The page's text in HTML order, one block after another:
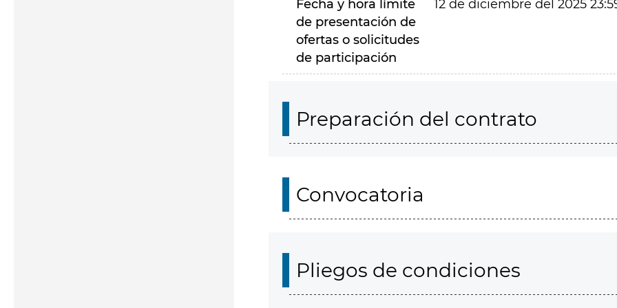
Fecha y hora límite
de presentación de
ofertas o solicitudes
de participación
12 de diciembre del 2025
Preparación del contrato
Convocatoria
Pliegos de condiciones